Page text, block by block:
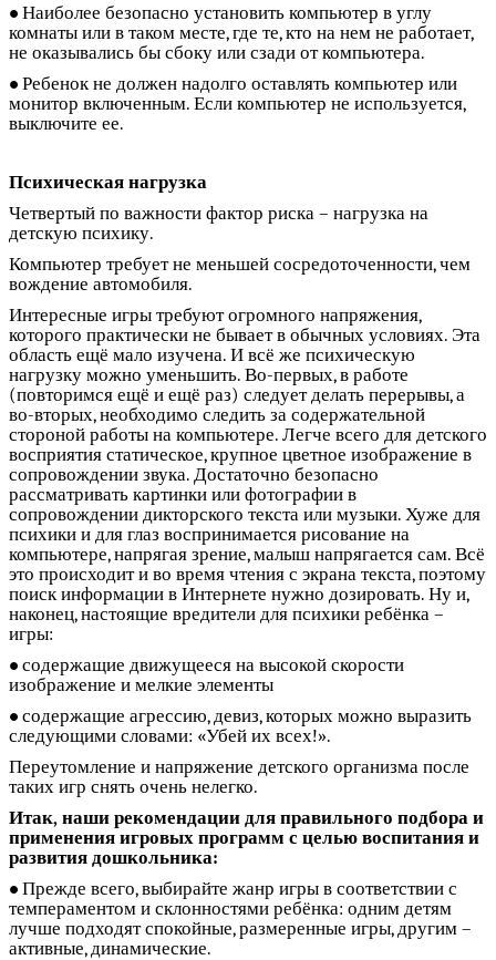
Наиболее безопасно установить компьютер в углу
комнаты или в таком месте, где те, кто на нем не работает,
не оказывались бы сбоку или сзади от компьютера.
Ребенок не должен надолго оставлять компьютер или
монитор включенным. Если компьютер не используется,
выключите ее.
Психическая нагрузка
Четвертый по важности фактор риска – нагрузка на
детскую психику.
Компьютер требует не меньшей сосредоточенности, чем
вождение автомобиля.
Интересные игры требуют огромного напряжения,
которого практически не бывает в обычных условиях. Эта
область ещё мало изучена. И всё же психическую
нагрузку можно уменьшить. Во-первых, в работе
(повторимся ещё и ещё раз) следует делать перерывы, а
во-вторых, необходимо следить за содержательной
стороной работы на компьютере. Легче всего для детского
восприятия статическое, крупное цветное изображение в
сопровождении звука. Достаточно безопасно
рассматривать картинки или фотографии в
сопровождении дикторского текста или музыки. Хуже для
психики и для глаз воспринимается рисование на
компьютере, напрягая зрение, малыш напрягается сам. Всё
это происходит и во время чтения с экрана текста, поэтому
поиск информации в Интернете нужно дозировать. Ну и,
наконец, настоящие вредители для психики ребёнка –
игры:
содержащие движущееся на высокой скорости
изображение и мелкие элементы
содержащие агрессию, девиз, которых можно выразить
следующими словами: «Убей их всех!».
Переутомление и напряжение детского организма после
таких игр снять очень нелегко.
Итак, наши рекомендации для правильного подбора и
применения игровых программ с целью воспитания и
развития дошкольника:
Прежде всего, выбирайте жанр игры в соответствии с
темпераментом и склонностями ребёнка: одним детям
лучше подходят спокойные, размеренные игры, другим –
активные, динамические.